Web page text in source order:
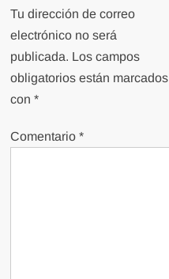
Tu dirección de correo
electrónico no será
publicada. Los campos
obligatorios están marcados
con*
Comentario*